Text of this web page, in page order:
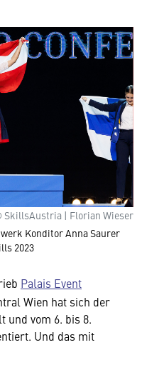
SkillsAustria | Florian Wieser
Konditor Anna Saurer
2023
Palais Event
Wien hat sich der
und vom 6. bis 8.
Und das mit